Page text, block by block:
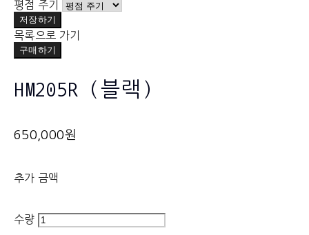
평점 주기
저장하기
목록으로 가기
구매하기
HM205R (블랙)
650,000원
추가 금액
수량